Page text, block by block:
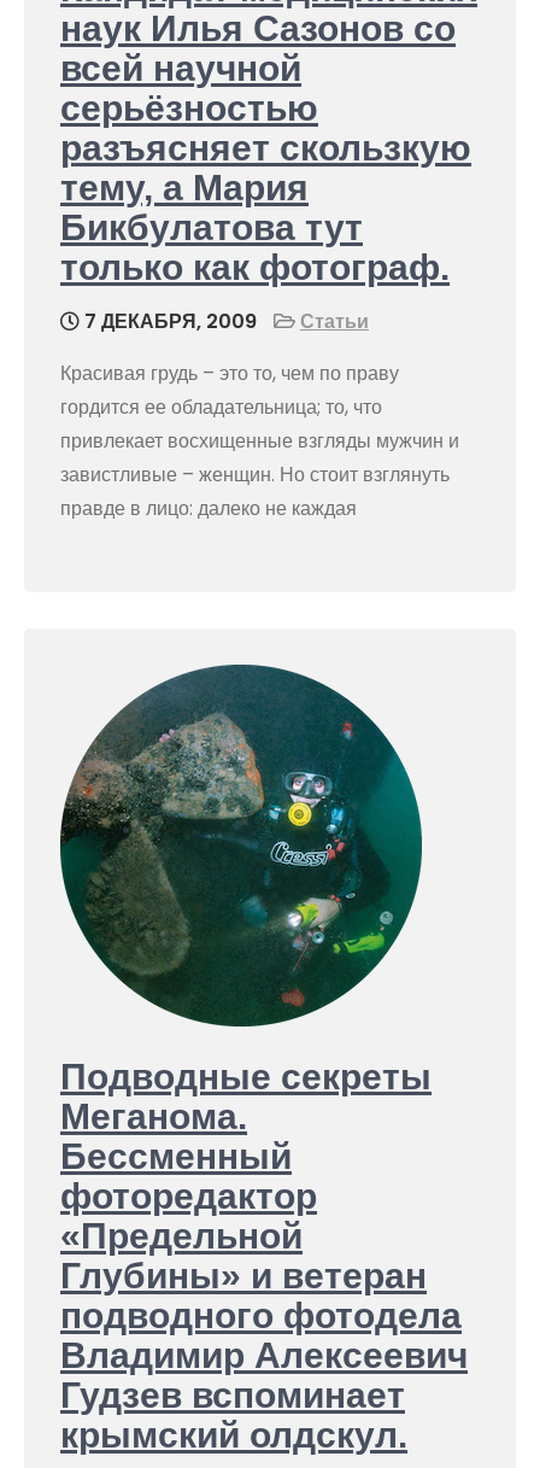
наук Илья Сазонов со
всей научной
серьёзностью
разъясняет скользкую
тему, а Мария
Бикбулатова тут
только как фотограф.
7 ДЕКАБРЯ, 2009
Статьи
Красивая грудь – это то, чем по праву
гордится ее обладательница; то, что
привлекает восхищенные взгляды мужчин и
завистливые – женщин. Но стоит взглянуть
правде в лицо: далеко не каждая
Подводные секреты
Меганома.
Бессменный
фоторедактор
«Предельной
Глубины» и ветеран
подводного фотодела
Владимир Алексеевич
Гудзев вспоминает
крымский олдскул.